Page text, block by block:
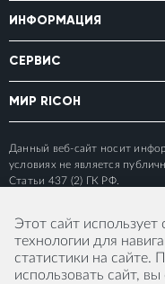
ИНФОРМАЦИЯ
СЕРВИС
МИР RICOH
Данный веб-сайт носит
условиях не является
Статьи 437 (2) ГК РФ.
Этот сайт использует
технологии для
статистики на сайте.
использовать сайт, вы